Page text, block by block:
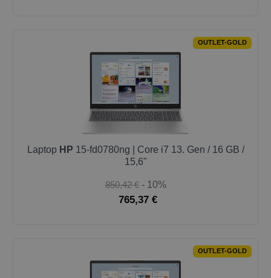
OUTLET-GOLD
Laptop HP 15-fd0780ng | Core i7 13. Gen / 16 GB /
15,6"
850,42 € - 10%
765,37 €
OUTLET-GOLD